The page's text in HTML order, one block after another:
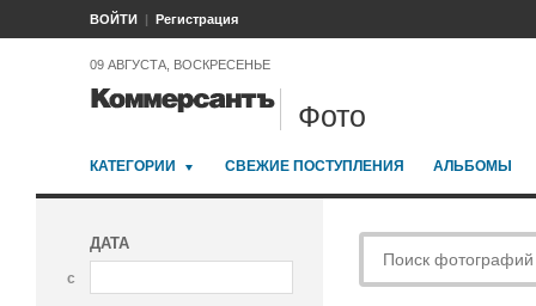
ВОЙТИ Регистрация
09 АВГУСТА, ВОСКРЕСЕНЬЕ
Фото
КАТЕГОРИИ СВЕЖИЕ ПОСТУПЛЕНИЯ АЛЬБОМЫ
ДАТА
с